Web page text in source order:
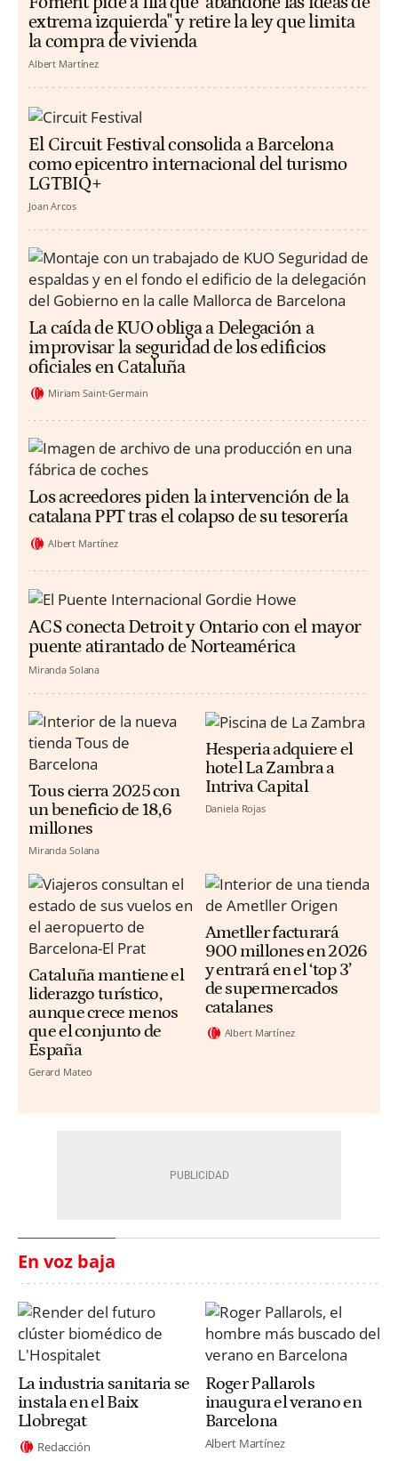
extrema izquierda" y retire la ley que limita
la compra de vivienda
Albert Martínez
El Circuit Festival consolida a Barcelona
como epicentro internacional del turismo
LGTBIQ+
Joan Arcos
La caída de KUO obliga a Delegación a
improvisar la seguridad de los edificios
oficiales en Cataluña
Miriam Saint-Germain
Los acreedores piden la intervención de la
catalana PPT tras el colapso de su tesorería
Albert Martínez
ACS conecta Detroit y Ontario con el mayor
puente atirantado de Norteamérica
Miranda Solana
Tous cierra 2025 con
un beneficio de 18,6
millones
Miranda Solana
Hesperia adquiere el
hotel La Zambra a
Intriva Capital
Daniela Rojas
Cataluña mantiene el
liderazgo turístico,
aunque crece menos
que el conjunto de
España
Gerard Mateo
Ametller facturará
900 millones en 2026
y entrará en el ‘top 3’
de supermercados
catalanes
Albert Martínez
En voz baja
La industria sanitaria se
instala en el Baix
Llobregat
Redacción
Roger Pallarols
inaugura el verano en
Barcelona
Albert Martínez